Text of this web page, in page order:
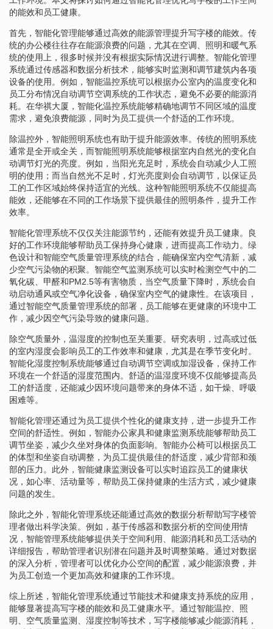
的能效和员工健康。
首先，智能化管理能够通过高效的能源管理提升写字楼的能效。传
统的办公楼往往存在能源浪费的问题，尤其在空调、照明和暖气系
统的使用上，很多时候并没有根据实际情况进行调整。智能化管理
系统通过传感器和数据分析技术，能够实时监测和调节建筑内各项
设备的使用。例如，智能温控系统可以根据办公室内的温度变化和
员工分布情况自动调节空调系统的工作状态，避免不必要的能源消
耗。在华祺大厦，智能化温控系统能够精确地调节不同区域的温度
需求，避免浪费能源，同时为员工提供一个舒适的工作环境。
除温控外，智能照明系统也有助于提升能源效率。传统的照明系统
通常是全开或全关，而智能照明系统能够根据室内自然光的变化自
动调节灯光的亮度。例如，当阳光充足时，系统会自动减少人工照
明的使用；而当自然光不足时，灯光亮度则会自动调节，以保证员
工的工作区域始终保持适宜的光线。这种智能照明系统不仅能提高
能效，还能够在不同的工作场景下提供最佳的照明条件，提升工作
效率。
智能化管理系统不仅仅关注能源节约，还能有效提升员工健康。良
好的工作环境能够帮助员工保持身心健康，进而提高工作动力。绿
色设计和智能空气质量管理系统的结合，能确保室内空气清新，减
少空气污染物的积聚。智能空气监测系统可以实时检测空气中的二
氧化碳、甲醛和PM2.5等有害物质，当空气质量下降时，系统会自
动启动通风或空气净化设备，确保室内空气的健康性。在该项目，
通过智能空气质量管理系统的部署，员工能够在更健康的环境中工
作，减少因空气污染导致的健康问题。
除空气质量外，温湿度的控制也至关重要。研究表明，过高或过低
的室内湿度会影响员工的工作效率和健康，尤其是在季节变化时。
智能化湿度控制系统能够通过自动调节空调或加湿设备，保持工作
环境在一个舒适的湿度范围内。舒适的温湿度环境不仅能够提高员
工的舒适度，还能减少因环境问题带来的身体不适，如干燥、呼吸
困难等。
智能化管理还通过为员工提供个性化的健康支持，进一步提升工作
空间的舒适性。例如，智能办公家具和健康监测系统能够帮助员工
调节坐姿，减少久坐对身体的负面影响。智能办公椅可以根据员工
的体型和坐姿自动调整，为员工提供最佳的舒适度，减少背部和颈
部的压力。此外，智能健康监测设备可以实时追踪员工的健康状
况，如心率、活动量等，帮助员工保持健康的生活方式，减少健康
问题的发生。
除此之外，智能化管理系统还能通过高效的数据分析帮助写字楼管
理者做出科学决策。例如，基于传感器和数据分析的空间使用情
况，智能管理系统能够提供关于空间利用、能源消耗和员工活动的
详细报告，帮助管理者识别潜在问题并及时调整策略。通过对数据
的深入分析，管理者可以优化办公空间的配置，减少能源浪费，并
为员工创造一个更加高效和健康的工作环境。
综上所述，智能化管理系统通过节能技术和健康支持系统的应用，
能够显著提高写字楼的能效和员工健康水平。通过智能温控、照
明、空气质量监测、湿度控制等技术，写字楼能够减少能源消耗，